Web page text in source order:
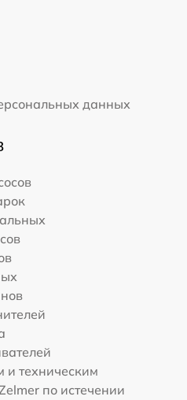
данных
техническим
по истечении